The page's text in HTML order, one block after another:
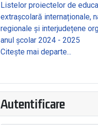
Listelor proiectelor de
extrașcolară internaționale,
regionale și interjudețene
anul școlar 2024 - 2025
Citește mai departe...
Autentificare